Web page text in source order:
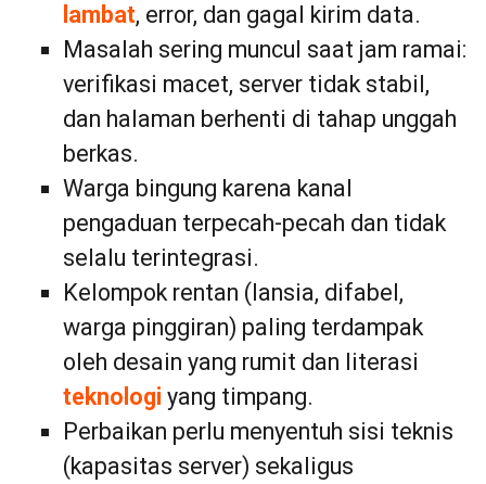
lambat, error, dan gagal kirim data.
Masalah sering muncul saat jam ramai:
verifikasi macet, server tidak stabil,
dan halaman berhenti di tahap unggah
berkas.
Warga bingung karena kanal
pengaduan terpecah-pecah dan tidak
selalu terintegrasi.
Kelompok rentan (lansia, difabel,
warga pinggiran) paling terdampak
oleh desain yang rumit dan literasi
teknologi yang timpang.
Perbaikan perlu menyentuh sisi teknis
(kapasitas server) sekaligus